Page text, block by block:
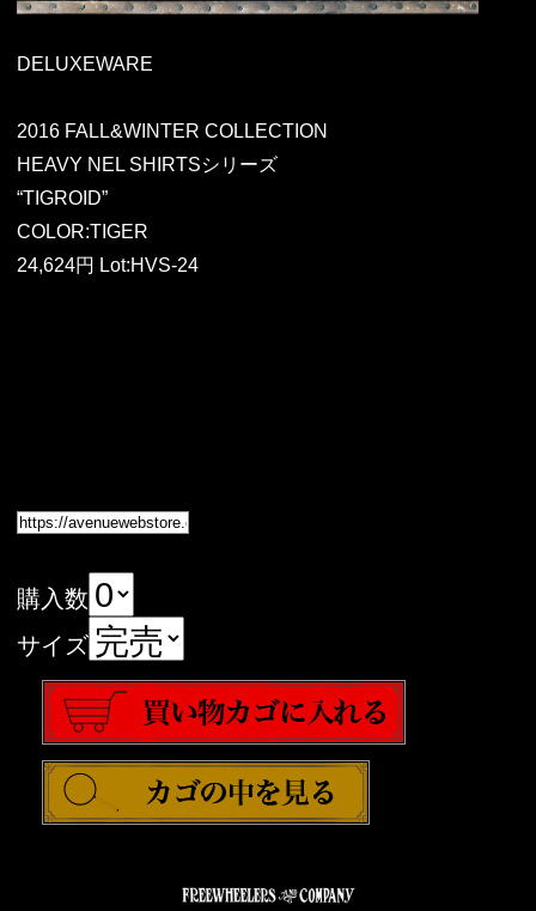
DELUXEWARE
2016 FALL&WINTER COLLECTION
HEAVY NEL SHIRTSシリーズ
“TIGROID”
COLOR:TIGER
24,624円 Lot:HVS-24
購入数
サイズ